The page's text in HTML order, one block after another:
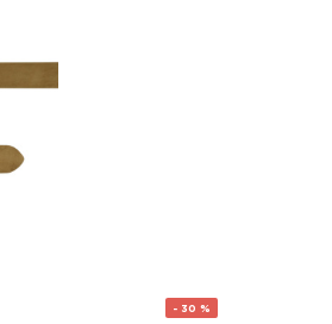
- 30 %